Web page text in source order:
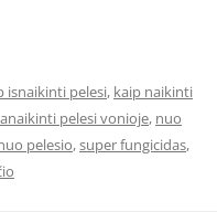
isnaikinti pelesi, kaip naikinti
pelesi vonioje, nuo
pelesio,super fungicidas,